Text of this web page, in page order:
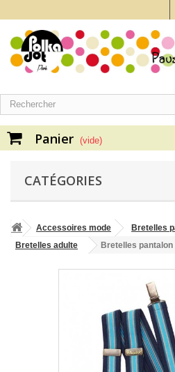
Panier (vide)
CATÉGORIES
Accessoires mode
Bretelles
Bretelles adulte
Bretelles